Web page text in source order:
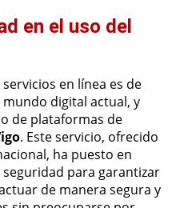
en el uso del
en línea es de
digital actual, y
de plataformas de
. Este servicio, ofrecido
ha puesto en
para garantizar
de manera segura y